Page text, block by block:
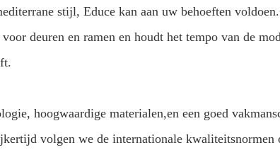
stijl, Educe kan aan uw behoeften
deuren en ramen en houdt het tempo van de
hoogwaardige materialen,en een goed
volgen we de internationale kwaliteitsnormen